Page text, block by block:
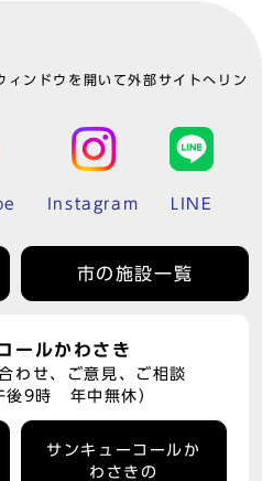
ンドウを開いて外部サイトへリン
Instagram LINE
市の施設一覧
ールかわさき
わせ、ご意見、ご相談
後9時 年中無休）
サンキューコールか
わさきの